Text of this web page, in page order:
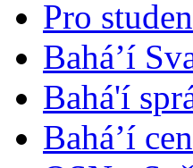
Pro
Bahá’í
Bahá'í
Bahá’í